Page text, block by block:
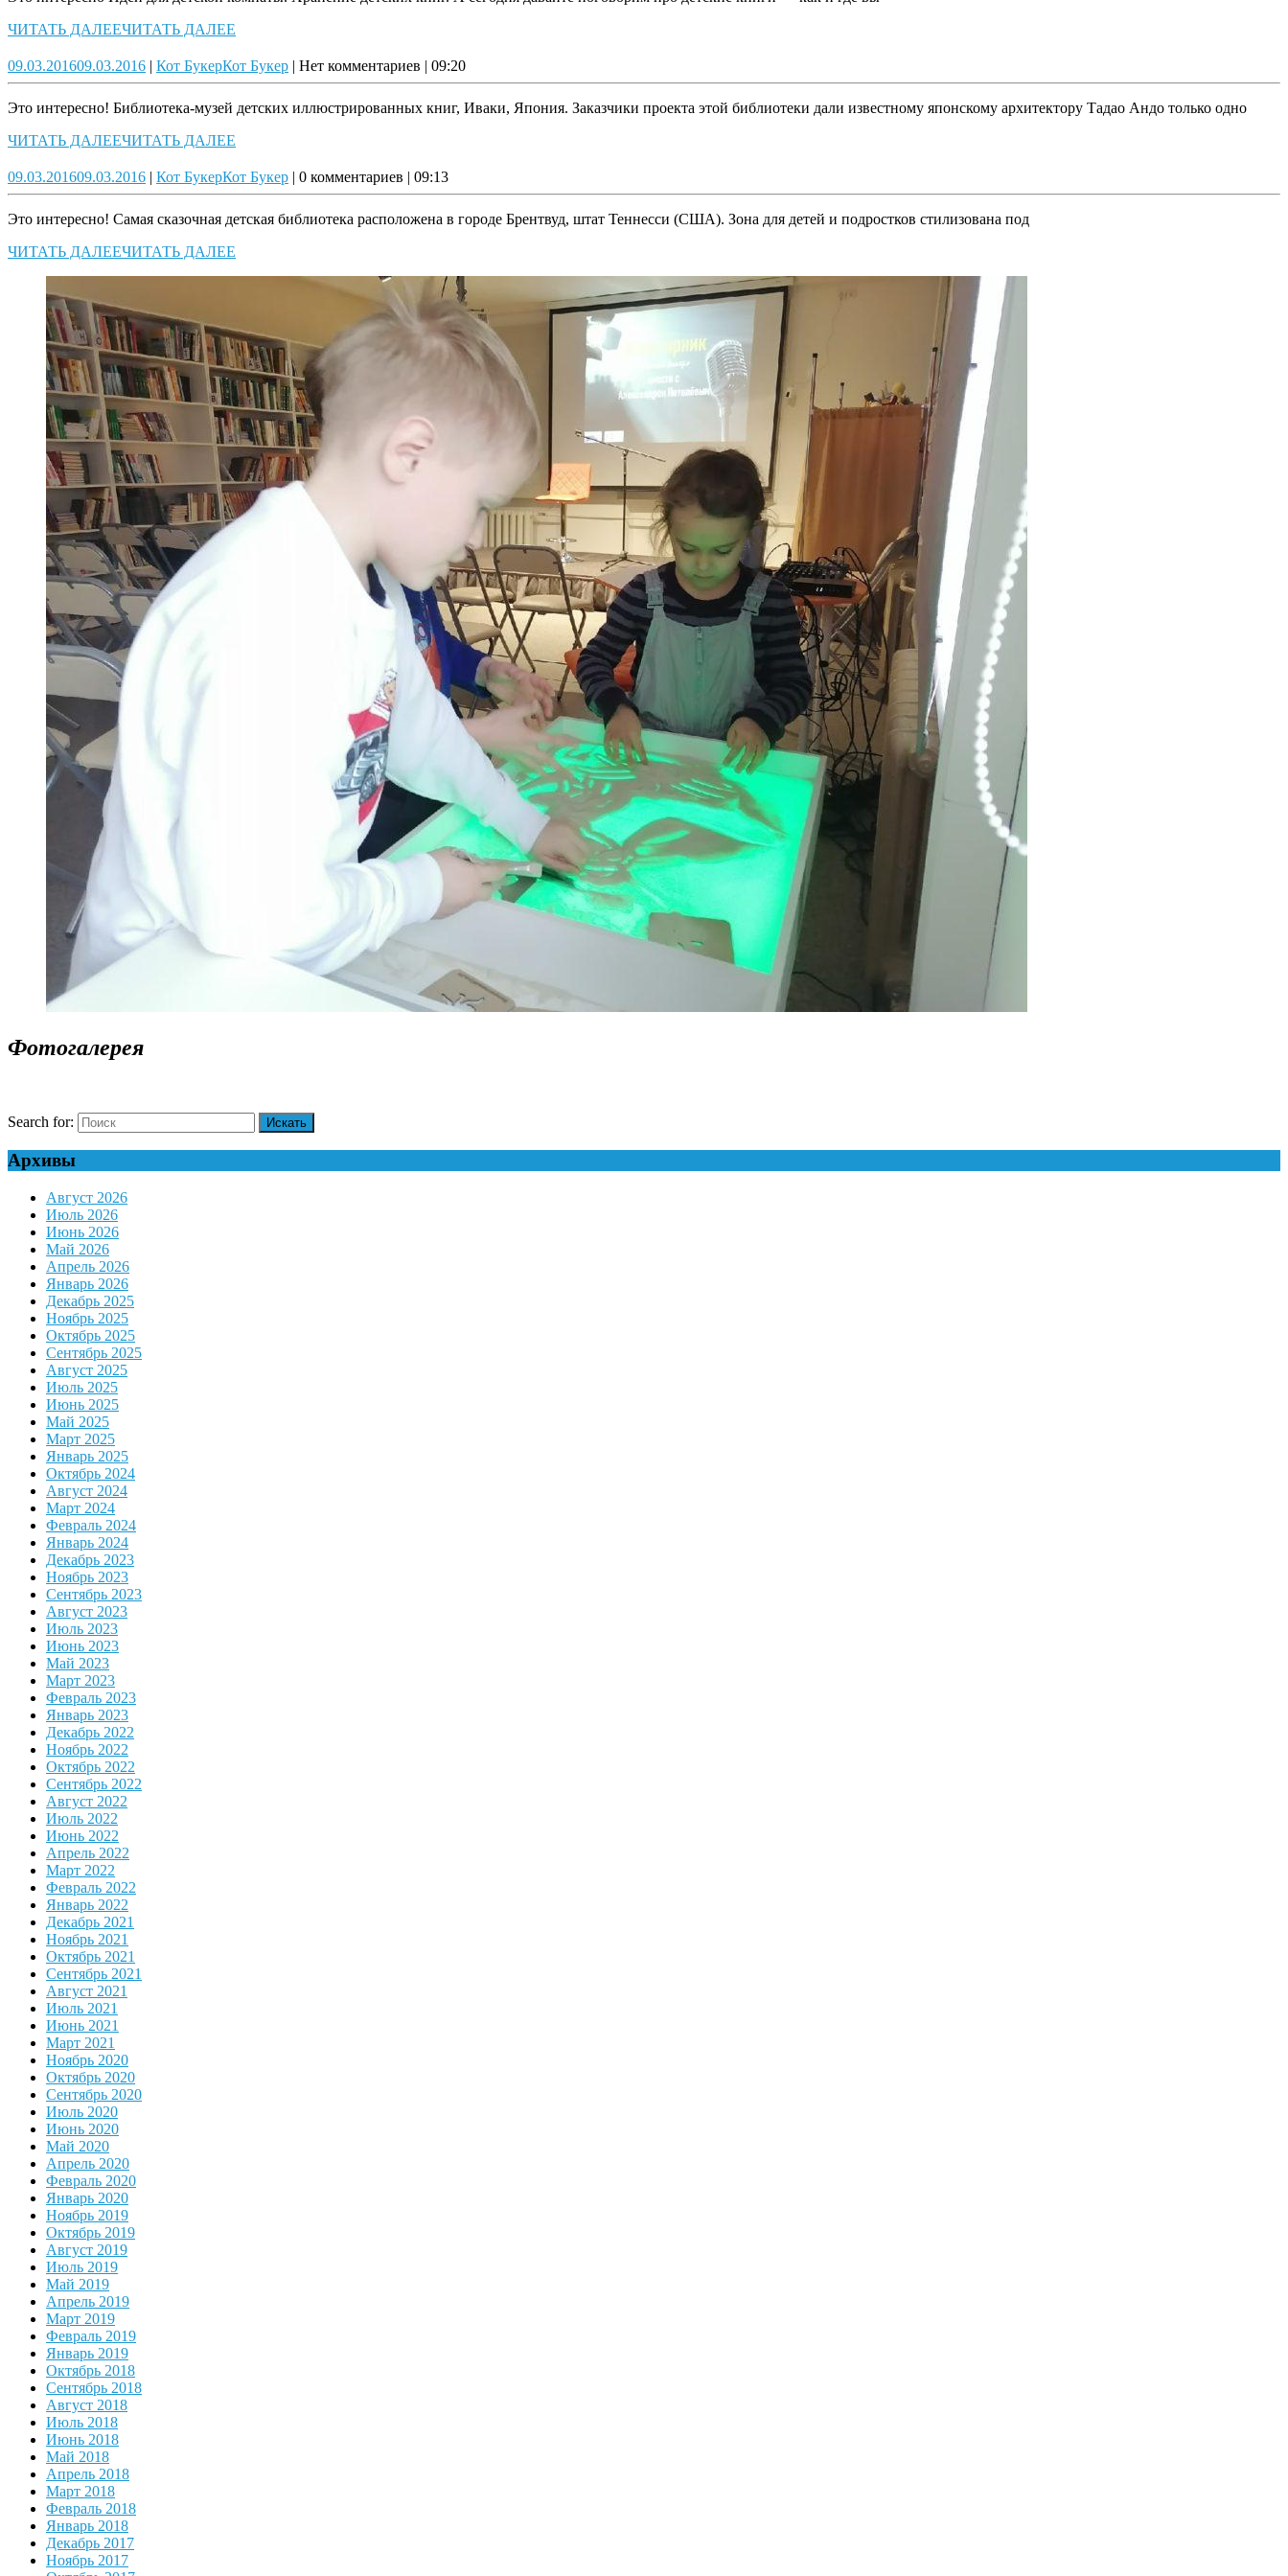
ЧИТАТЬ ДАЛЕЕЧИТАТЬ ДАЛЕЕ
09.03.201609.03.2016 | Кот БукерКот Букер | Нет комментариев | 09:20
Это интересно! Библиотека-музей детских иллюстрированных книг, Иваки, Япония. Заказчики проекта этой библиотеки дали известному японскому архитектору Тадао Андо только одно
ЧИТАТЬ ДАЛЕЕЧИТАТЬ ДАЛЕЕ
09.03.201609.03.2016 | Кот БукерКот Букер | 0 комментариев | 09:13
Это интересно! Самая сказочная детская библиотека расположена в городе Брентвуд, штат Теннесси (США). Зона для детей и подростков стилизована под
ЧИТАТЬ ДАЛЕЕЧИТАТЬ ДАЛЕЕ
Фотогалерея
Search for:
Архивы
Август 2026
Июль 2026
Июнь 2026
Май 2026
Апрель 2026
Январь 2026
Декабрь 2025
Ноябрь 2025
Октябрь 2025
Сентябрь 2025
Август 2025
Июль 2025
Июнь 2025
Май 2025
Март 2025
Январь 2025
Октябрь 2024
Август 2024
Март 2024
Февраль 2024
Январь 2024
Декабрь 2023
Ноябрь 2023
Сентябрь 2023
Август 2023
Июль 2023
Июнь 2023
Май 2023
Март 2023
Февраль 2023
Январь 2023
Декабрь 2022
Ноябрь 2022
Октябрь 2022
Сентябрь 2022
Август 2022
Июль 2022
Июнь 2022
Апрель 2022
Март 2022
Февраль 2022
Январь 2022
Декабрь 2021
Ноябрь 2021
Октябрь 2021
Сентябрь 2021
Август 2021
Июль 2021
Июнь 2021
Март 2021
Ноябрь 2020
Октябрь 2020
Сентябрь 2020
Июль 2020
Июнь 2020
Май 2020
Апрель 2020
Февраль 2020
Январь 2020
Ноябрь 2019
Октябрь 2019
Август 2019
Июль 2019
Май 2019
Апрель 2019
Март 2019
Февраль 2019
Январь 2019
Октябрь 2018
Сентябрь 2018
Август 2018
Июль 2018
Июнь 2018
Май 2018
Апрель 2018
Март 2018
Февраль 2018
Январь 2018
Декабрь 2017
Ноябрь 2017